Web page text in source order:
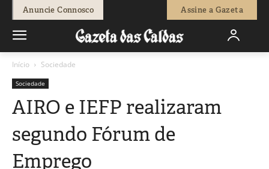
Anuncie Connosco Assine a Gazeta
Início Sociedade
Sociedade
AIRO e IEFP realizaram
segundo Fórum de
Emprego